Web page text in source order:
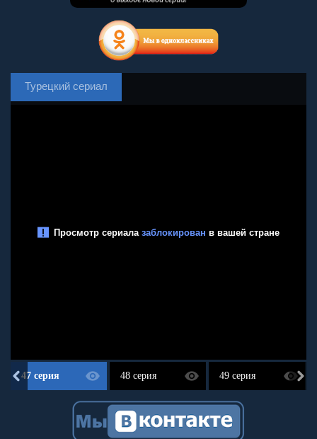
Турецкий сериал
47 серия 48 серия 49 серия